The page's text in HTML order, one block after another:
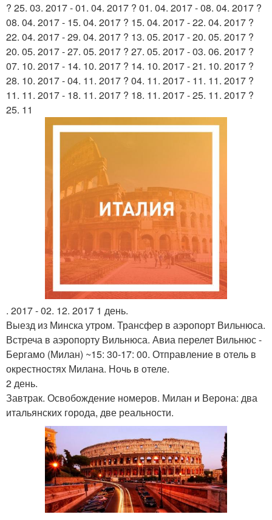
? 25. 03. 2017 - 01. 04. 2017 ? 01. 04. 2017 - 08. 04. 2017 ?
08. 04. 2017 - 15. 04. 2017 ? 15. 04. 2017 - 22. 04. 2017 ?
22. 04. 2017 - 29. 04. 2017 ? 13. 05. 2017 - 20. 05. 2017 ?
20. 05. 2017 - 27. 05. 2017 ? 27. 05. 2017 - 03. 06. 2017 ?
07. 10. 2017 - 14. 10. 2017 ? 14. 10. 2017 - 21. 10. 2017 ?
28. 10. 2017 - 04. 11. 2017 ? 04. 11. 2017 - 11. 11. 2017 ?
11. 11. 2017 - 18. 11. 2017 ? 18. 11. 2017 - 25. 11. 2017 ?
25. 11
. 2017 - 02. 12. 2017 1 день.
Выезд из Минска утром. Трансфер в аэропорт Вильнюса.
Встреча в аэропорту Вильнюса. Авиа перелет Вильнюс -
Бергамо (Милан) ~15: 30-17: 00. Отправление в отель в
окрестностях Милана. Ночь в отеле.
2 день.
Завтрак. Освобождение номеров. Милан и Верона: два
итальянских города, две реальности.